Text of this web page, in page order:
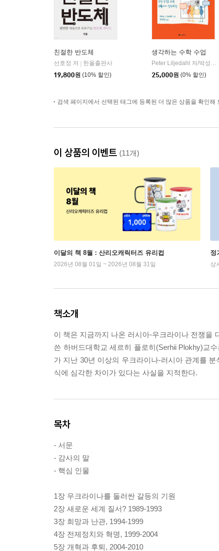
친절한 반도체
선호정 저
한올출판사
19,800원 (10% 할인)
생각하는 수학 수업
Peter Liljedahl 저/박성선 역
25,000원 (0% 할인)
검색 페이지에서 선택된 태그에 등록된 더 많은 상품을 확인해
이 상품의 이벤트 (11개)
이달의 책 8월 : 산리오캐릭터즈 유리컵
2026년 08월 01일 ~ 2026년 08월 31일
정
상
책소개
이 책은 지금까지 나온 러시아-우크라이나 전쟁을
쓴 하버드대학교 세르히 플로히(Serhii Plokhy)교
가 지난 30년 이상의 우크라이나-러시아 관계를
식에 심각한 차이가 있다는 사실을 지적한다.
목차
- 서문
- 감사의 말
- 핵심 인물
1장 우크라이나를 둘러싼 갈등의 기원
2장 새로운 세계 질서? 1989-1993
3장 희망과 난관, 1994-1999
4장 전제정치와 혁명, 1999-2004
5장 개혁과 후퇴, 2004-2010